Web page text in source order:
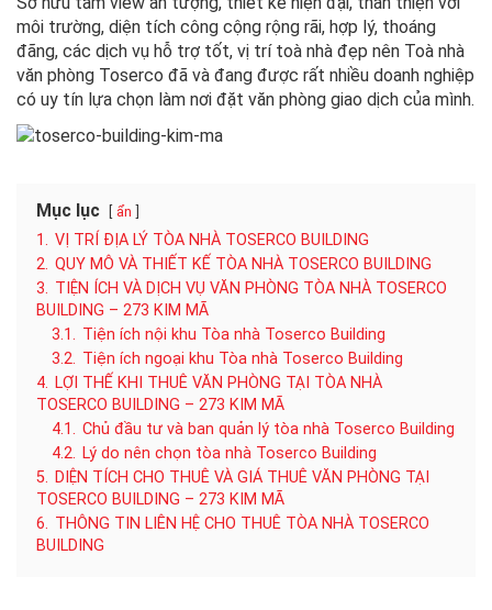
môi trường, diện tích công cộng rộng rãi, hợp lý, thoáng
đãng, các dịch vụ hỗ trợ tốt, vị trí toà nhà đẹp nên Toà nhà
văn phòng Toserco đã và đang được rất nhiều doanh nghiệp
có uy tín lựa chọn làm nơi đặt văn phòng giao dịch của mình.
Mục lục ẩn
1. VỊ TRÍ ĐỊA LÝ TÒA NHÀ TOSERCO BUILDING
2. QUY MÔ VÀ THIẾT KẾ TÒA NHÀ TOSERCO BUILDING
3. TIỆN ÍCH VÀ DỊCH VỤ VĂN PHÒNG TÒA NHÀ TOSERCO
BUILDING – 273 KIM MÃ
3.1. Tiện ích nội khu Tòa nhà Toserco Building
3.2. Tiện ích ngoại khu Tòa nhà Toserco Building
4. LỢI THẾ KHI THUÊ VĂN PHÒNG TẠI TÒA NHÀ
TOSERCO BUILDING – 273 KIM MÃ
4.1. Chủ đầu tư và ban quản lý tòa nhà Toserco Building
4.2. Lý do nên chọn tòa nhà Toserco Building
5. DIỆN TÍCH CHO THUÊ VÀ GIÁ THUÊ VĂN PHÒNG TẠI
TOSERCO BUILDING – 273 KIM MÃ
6. THÔNG TIN LIÊN HỆ CHO THUÊ TÒA NHÀ TOSERCO
BUILDING